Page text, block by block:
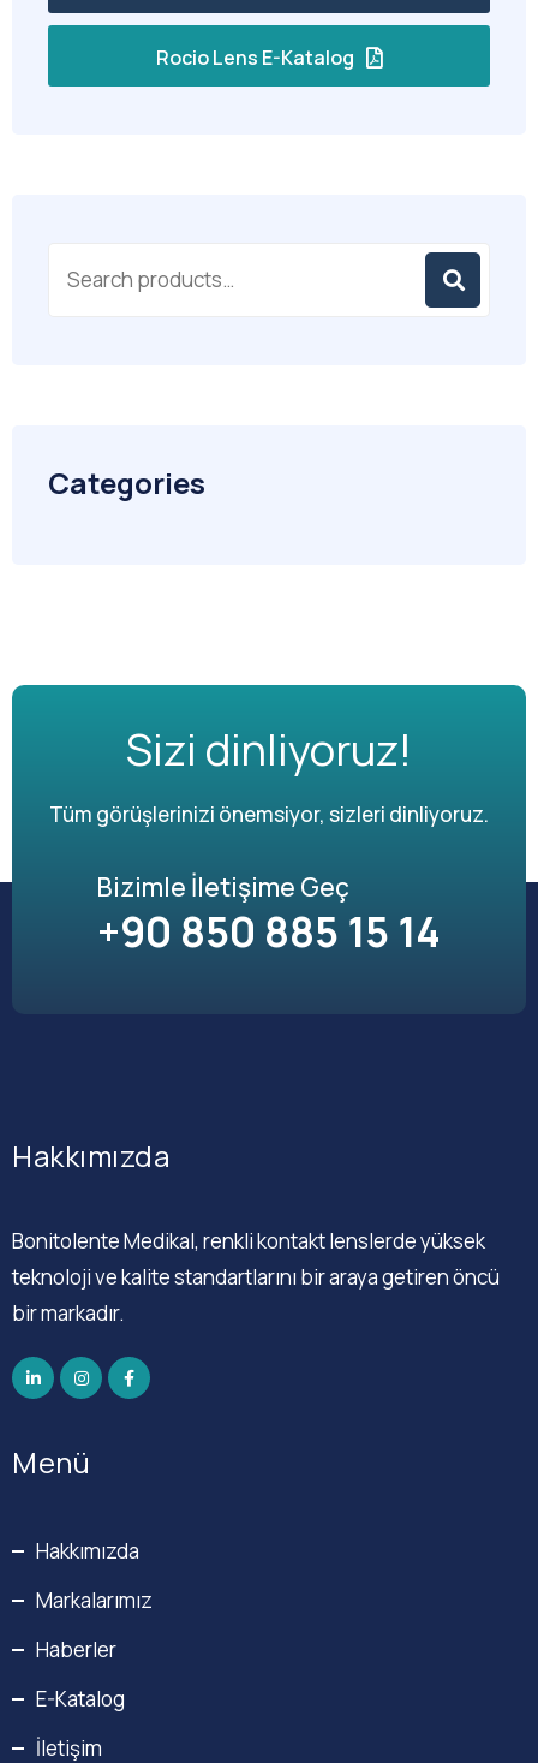
Rocio Lens E-Katalog
Categories
Sizi dinliyoruz!
Tüm görüşlerinizi önemsiyor, sizleri dinliyoruz.
Bizimle İletişime Geç
+90 850 885 15 14
Hakkımızda
Bonitolente Medikal, renkli kontakt lenslerde yüksek
teknoloji ve kalite standartlarını bir araya getiren öncü
bir markadır.
Menü
Hakkımızda
Markalarımız
Haberler
E-Katalog
İletişim